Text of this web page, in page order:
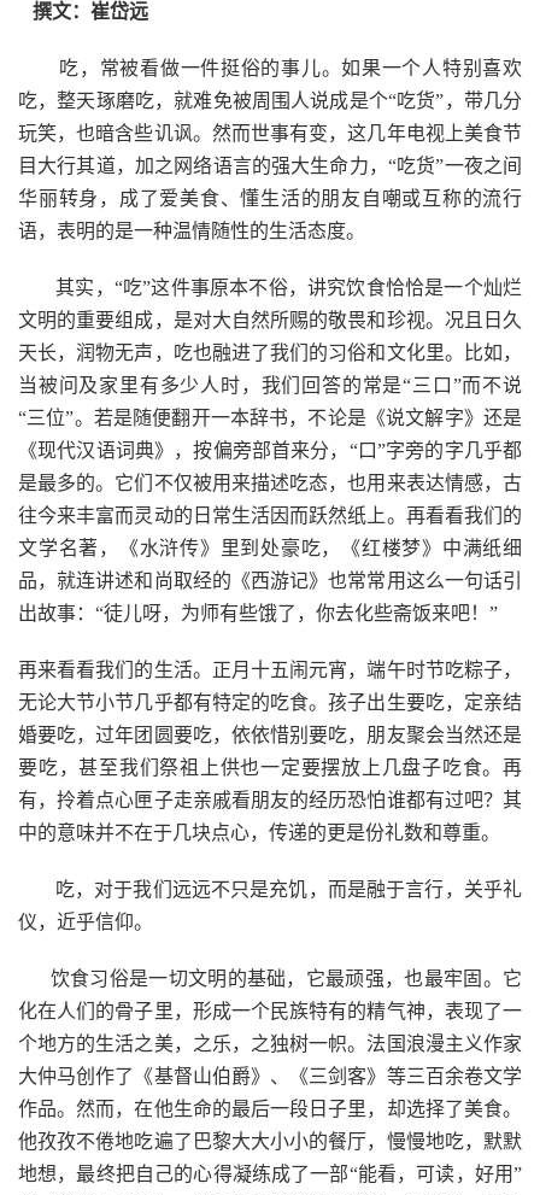
撰文：崔岱远
吃，常被看做一件挺俗的事儿。如果一个人特别喜欢
吃，整天琢磨吃，就难免被周围人说成是个“吃货”，带几分
玩笑，也暗含些讥讽。然而世事有变，这几年电视上美食节
目大行其道，加之网络语言的强大生命力，“吃货”一夜之间
华丽转身，成了爱美食、懂生活的朋友自嘲或互称的流行
语，表明的是一种温情随性的生活态度。
其实，“吃”这件事原本不俗，讲究饮食恰恰是一个灿烂
文明的重要组成，是对大自然所赐的敬畏和珍视。况且日久
天长，润物无声，吃也融进了我们的习俗和文化里。比如，
当被问及家里有多少人时，我们回答的常是“三口”而不说
“三位”。若是随便翻开一本辞书，不论是《说文解字》还是
《现代汉语词典》，按偏旁部首来分，“口”字旁的字几乎都
是最多的。它们不仅被用来描述吃态，也用来表达情感，古
往今来丰富而灵动的日常生活因而跃然纸上。再看看我们的
文学名著，《水浒传》里到处豪吃，《红楼梦》中满纸细
品，就连讲述和尚取经的《西游记》也常常用这么一句话引
出故事：“徒儿呀，为师有些饿了，你去化些斋饭来吧！”
再来看看我们的生活。正月十五闹元宵，端午时节吃粽子，
无论大节小节几乎都有特定的吃食。孩子出生要吃，定亲结
婚要吃，过年团圆要吃，依依惜别要吃，朋友聚会当然还是
要吃，甚至我们祭祖上供也一定要摆放上几盘子吃食。再
有，拎着点心匣子走亲戚看朋友的经历恐怕谁都有过吧？其
中的意味并不在于几块点心，传递的更是份礼数和尊重。
吃，对于我们远远不只是充饥，而是融于言行，关乎礼
仪，近乎信仰。
饮食习俗是一切文明的基础，它最顽强，也最牢固。它
化在人们的骨子里，形成一个民族特有的精气神，表现了一
个地方的生活之美，之乐，之独树一帜。法国浪漫主义作家
大仲马创作了《基督山伯爵》、《三剑客》等三百余卷文学
作品。然而，在他生命的最后一段日子里，却选择了美食。
他孜孜不倦地吃遍了巴黎大大小小的餐厅，慢慢地吃，默默
地想，最终把自己的心得凝练成了一部“能看，可读，好用”